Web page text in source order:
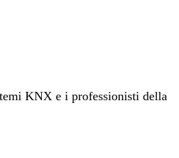
KNX e i professionisti della